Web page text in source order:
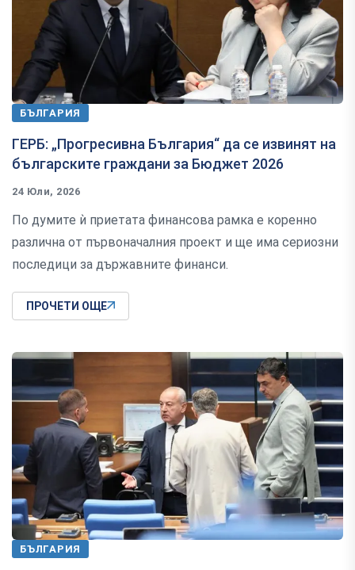
БЪЛГАРИЯ
ГЕРБ: „Прогресивна България“ да се извинят на
българските граждани за Бюджет 2026
24 Юли, 2026
По думите ѝ приетата финансова рамка е коренно
различна от първоначалния проект и ще има сериозни
последици за държавните финанси.
ПРОЧЕТИ ОЩЕ
БЪЛГАРИЯ